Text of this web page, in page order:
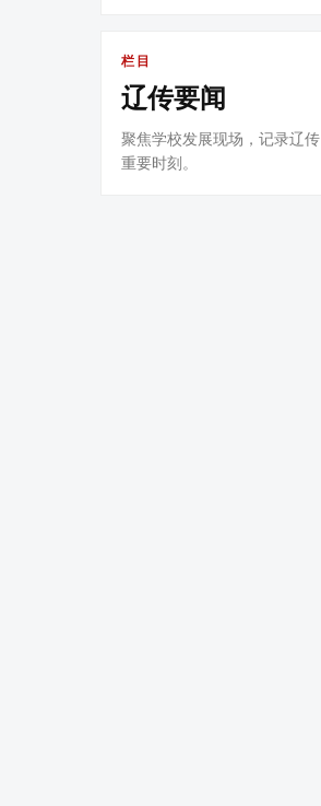
栏目
辽传要闻
聚焦学校发展现场，记录辽传
重要时刻。